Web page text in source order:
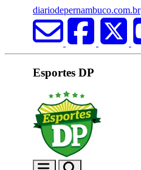
diariodepernambuco.com.br
Esportes DP